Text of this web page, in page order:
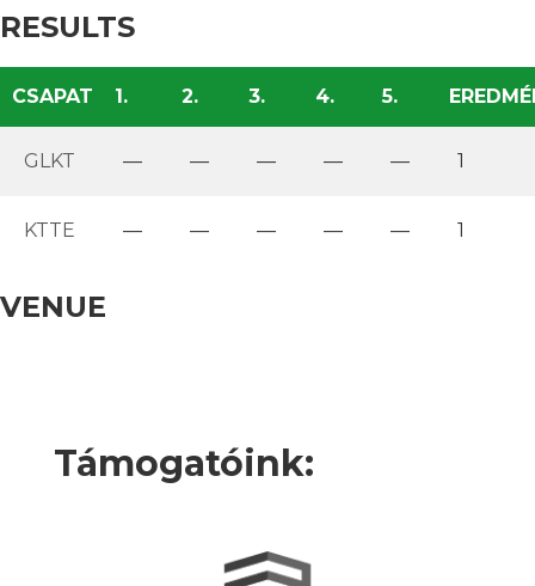
RESULTS
CSAPAT 1. 2. 3. 4. 5.
GLKT — — — — — 1
KTTE — — — — — 1
VENUE
Támogatóink: